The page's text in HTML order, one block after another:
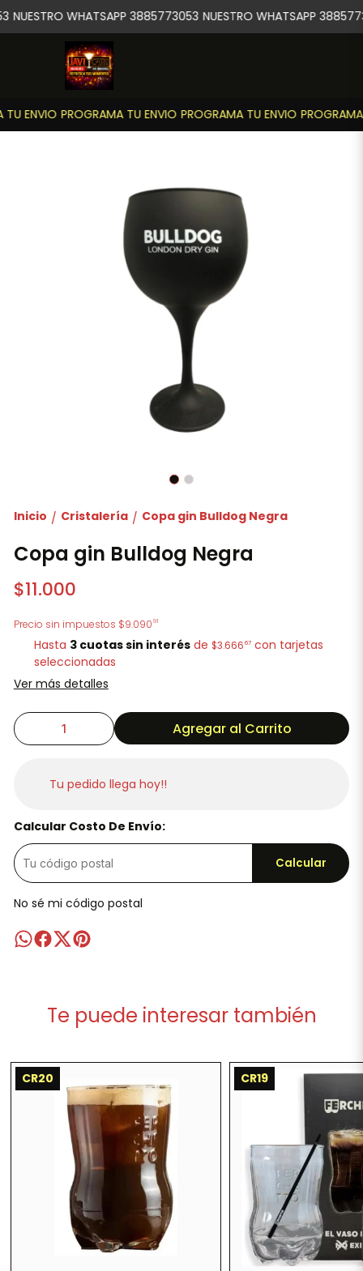
ENVIO PROGRAMA TU ENVIO PROGRAMA TU ENVIO PROGRAMA
NUESTRO WHATSAPP 3885773053 NUESTRO WHATSAPP
Inicio / Cristalería / Copa gin Bulldog Negra
Copa gin Bulldog Negra
$11.000
Precio sin impuestos $9.09091
Hasta 3 cuotas sin interés de $3.66667 con tarjetas
seleccionadas
Ver más detalles
Agregar al Carrito
Tu pedido llega hoy!!
Calcular Costo De Envío:
Calcular
No sé mi código postal
Te puede interesar también
CR20 CR19